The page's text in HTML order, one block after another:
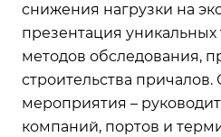
снижения нагрузки на
презентация уникальных
методов обследования,
строительства причалов.
мероприятия –
компаний, портов и